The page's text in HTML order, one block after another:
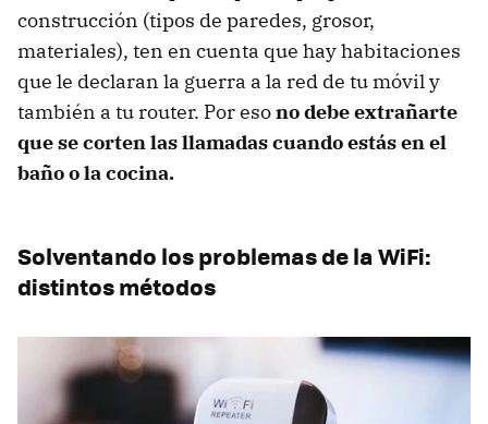
construcción (tipos de paredes, grosor,
materiales), ten en cuenta que hay habitaciones
que le declaran la guerra a la red de tu móvil y
también a tu router. Por esono debe extrañarte
que se corten las llamadas cuando estás en el
baño o la cocina.
Solventando los problemas de la WiFi:
distintos métodos